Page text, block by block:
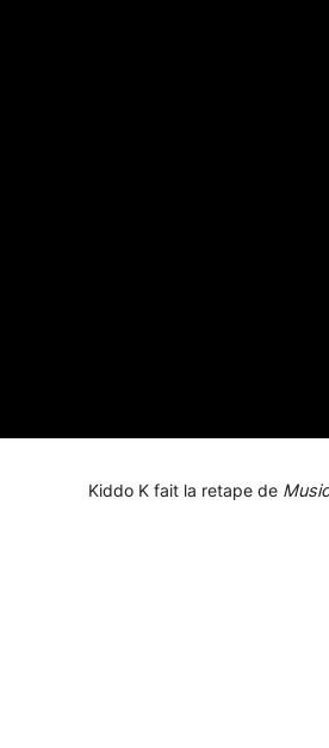
Kiddo K fait la retape de